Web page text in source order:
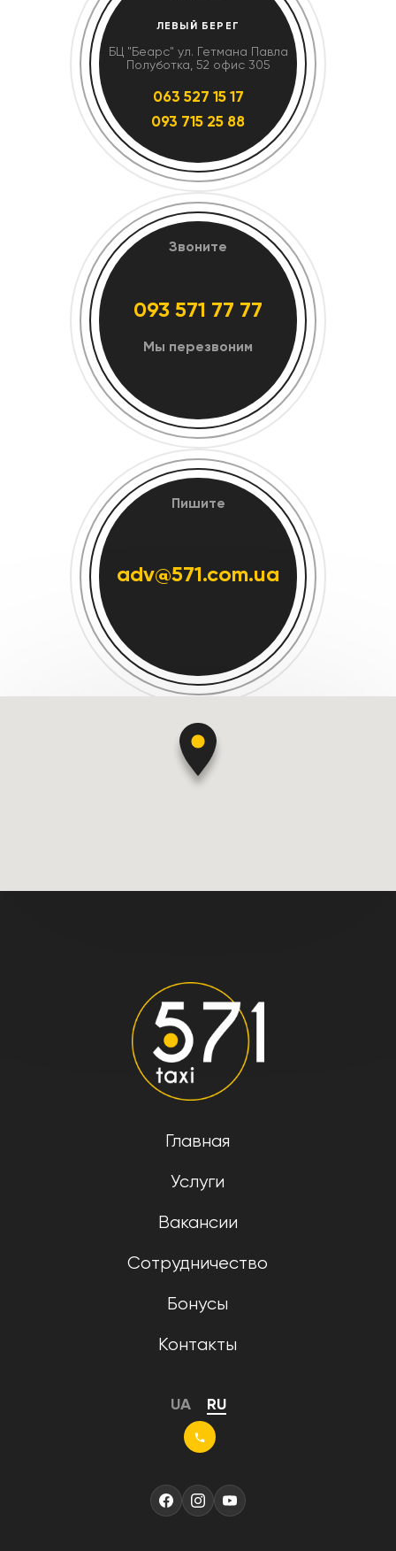
ЛЕВЫЙ БЕРЕГ
БЦ "Беарс" ул. Гетмана Павла
Полуботка, 52 офис 305
063 527 15 17
093 715 25 88
Звоните
093 571 77 77
Мы перезвоним
Пишите
adv@571.com.ua
Главная
Услуги
Вакансии
Сотрудничество
Бонусы
Контакты
UA RU